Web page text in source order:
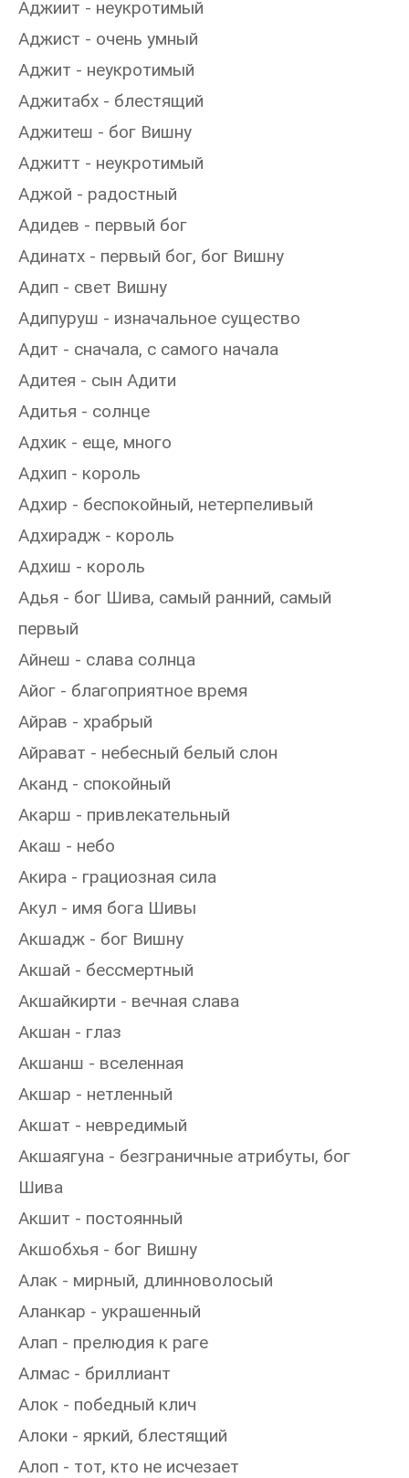
Аджиит - неукротимый
Аджист - очень умный
Аджит - неукротимый
Аджитабх - блестящий
Аджитеш - бог Вишну
Аджитт - неукротимый
Аджой - радостный
Адидев - первый бог
Адинатх - первый бог, бог Вишну
Адип - свет Вишну
Адипуруш - изначальное существо
Адит - сначала, с самого начала
Адитея - сын Адити
Адитья - солнце
Адхик - еще, много
Адхип - король
Адхир - беспокойный, нетерпеливый
Адхирадж - король
Адхиш - король
Адья - бог Шива, самый ранний, самый
первый
Айнеш - слава солнца
Айог - благоприятное время
Айрав - храбрый
Айрават - небесный белый слон
Аканд - спокойный
Акарш - привлекательный
Акаш - небо
Акира - грациозная сила
Акул - имя бога Шивы
Акшадж - бог Вишну
Акшай - бессмертный
Акшайкирти - вечная слава
Акшан - глаз
Акшанш - вселенная
Акшар - нетленный
Акшат - невредимый
Акшаягуна - безграничные атрибуты, бог
Шива
Акшит - постоянный
Акшобхья - бог Вишну
Алак - мирный, длинноволосый
Аланкар - украшенный
Алап - прелюдия к раге
Алмас - бриллиант
Алок - победный клич
Алоки - яркий, блестящий
Алоп - тот, кто не исчезает